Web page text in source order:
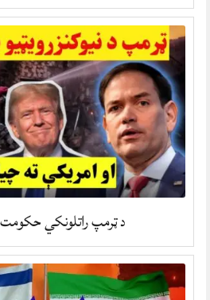
د ټرمپ راتلونکي